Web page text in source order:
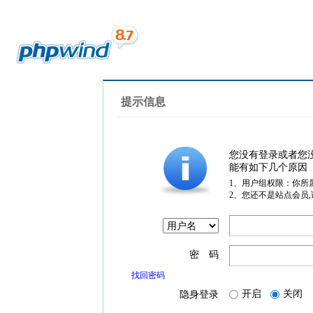
提示信息
您没有登录或者您
能有如下几个原因
1、用户组权限：你所
2、您还不是站点会员
密 码
找回密码
隐身登录 开启 关闭